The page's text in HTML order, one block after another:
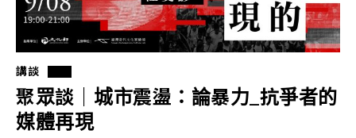
講談
聚眾談｜城市震盪：論暴力_抗爭者的
媒體再現